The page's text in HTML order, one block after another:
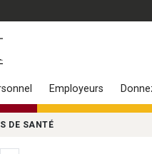
Employeurs
DE SANTÉ